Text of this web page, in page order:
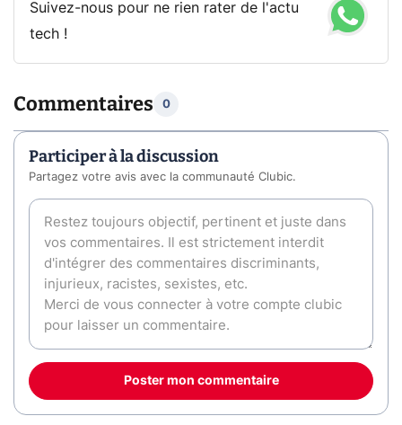
Suivez-nous pour ne rien rater de l'actu
tech !
Commentaires 0
Participer à la discussion
Partagez votre avis avec la communauté Clubic.
Poster mon commentaire